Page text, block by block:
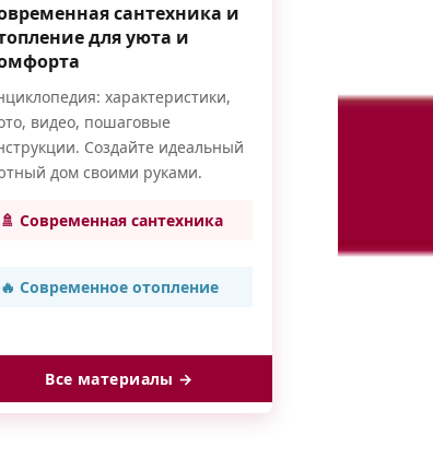
сантехника и
для уюта и
характеристики,
видео, пошаговые
Создайте идеальный
дом своими руками.
🚿 Современная сантехника
🔥 Современное отопление
Все материалы →